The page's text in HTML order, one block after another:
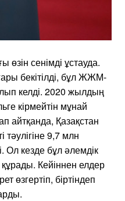
сенімді ұстауда.
бекітілді, бұл ЖЖМ-
келді. 2020 жылдың
кірмейтін мұнай
айтқанда, Қазақстан
тәулігіне 9,7 млн
Ол кезде бұл әлемдік
Кейіннен елдер
өзгертіп, біртіндеп